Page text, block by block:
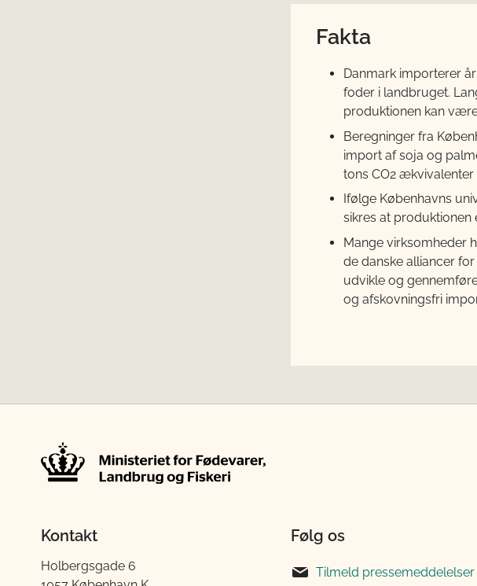
Fakta
Danmark importerer
foder i landbruget.
produktionen kan
Beregninger fra
import af soja og
tons CO2
Ifølge Københavns
sikres at produktionen
Mange virksomheder
de danske alliancer
udvikle og
og afskovningsfri
Kontakt
Holbergsgade 6
Følg os
Tilmeld pressemeddelelser